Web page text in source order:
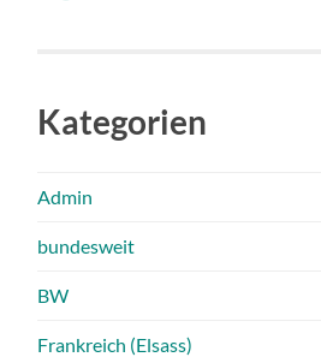
Kategorien
Admin
bundesweit
BW
Frankreich (Elsass)